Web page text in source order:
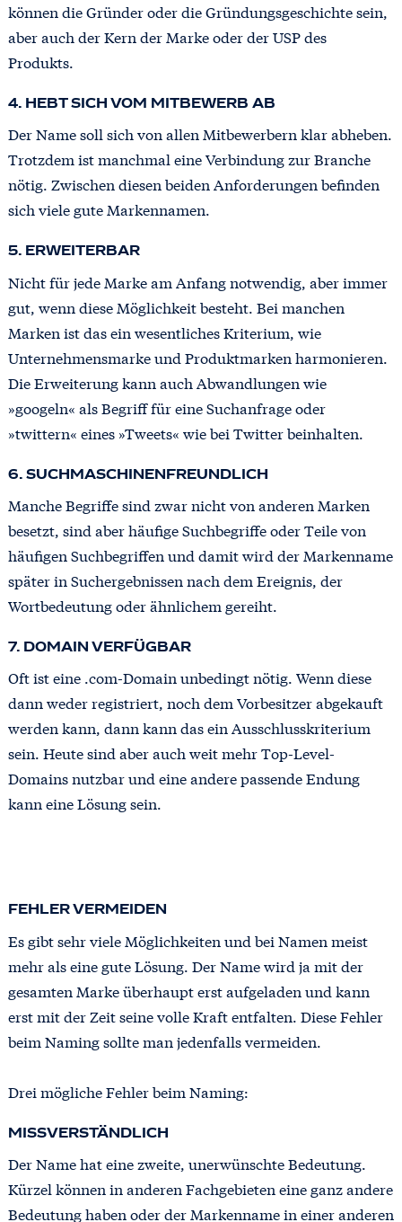
können die Gründer oder die Gründungsgeschichte sein,
aber auch der Kern der Marke oder der USP des
Produkts.
4. HEBT SICH VOM MITBEWERB AB
Der Name soll sich von allen Mitbewerbern klar abheben.
Trotzdem ist manchmal eine Verbindung zur Branche
nötig. Zwischen diesen beiden Anforderungen befinden
sich viele gute Markennamen.
5. ERWEITERBAR
Nicht für jede Marke am Anfang notwendig, aber immer
gut, wenn diese Möglichkeit besteht. Bei manchen
Marken ist das ein wesentliches Kriterium, wie
Unternehmensmarke und Produktmarken harmonieren.
Die Erweiterung kann auch Abwandlungen wie
»googeln« als Begriff für eine Suchanfrage oder
»twittern« eines »Tweets« wie bei Twitter beinhalten.
6. SUCHMASCHINENFREUNDLICH
Manche Begriffe sind zwar nicht von anderen Marken
besetzt, sind aber häufige Suchbegriffe oder Teile von
häufigen Suchbegriffen und damit wird der Markenname
später in Suchergebnissen nach dem Ereignis, der
Wortbedeutung oder ähnlichem gereiht.
7. DOMAIN VERFÜGBAR
Oft ist eine .com-Domain unbedingt nötig. Wenn diese
dann weder registriert, noch dem Vorbesitzer abgekauft
werden kann, dann kann das ein Ausschlusskriterium
sein. Heute sind aber auch weit mehr Top-Level-
Domains nutzbar und eine andere passende Endung
kann eine Lösung sein.
FEHLER VERMEIDEN
Es gibt sehr viele Möglichkeiten und bei Namen meist
mehr als eine gute Lösung. Der Name wird ja mit der
gesamten Marke überhaupt erst aufgeladen und kann
erst mit der Zeit seine volle Kraft entfalten. Diese Fehler
beim Naming sollte man jedenfalls vermeiden.
Drei mögliche Fehler beim Naming:
MISSVERSTÄNDLICH
Der Name hat eine zweite, unerwünschte Bedeutung.
Kürzel können in anderen Fachgebieten eine ganz andere
Bedeutung haben oder der Markenname in einer anderen